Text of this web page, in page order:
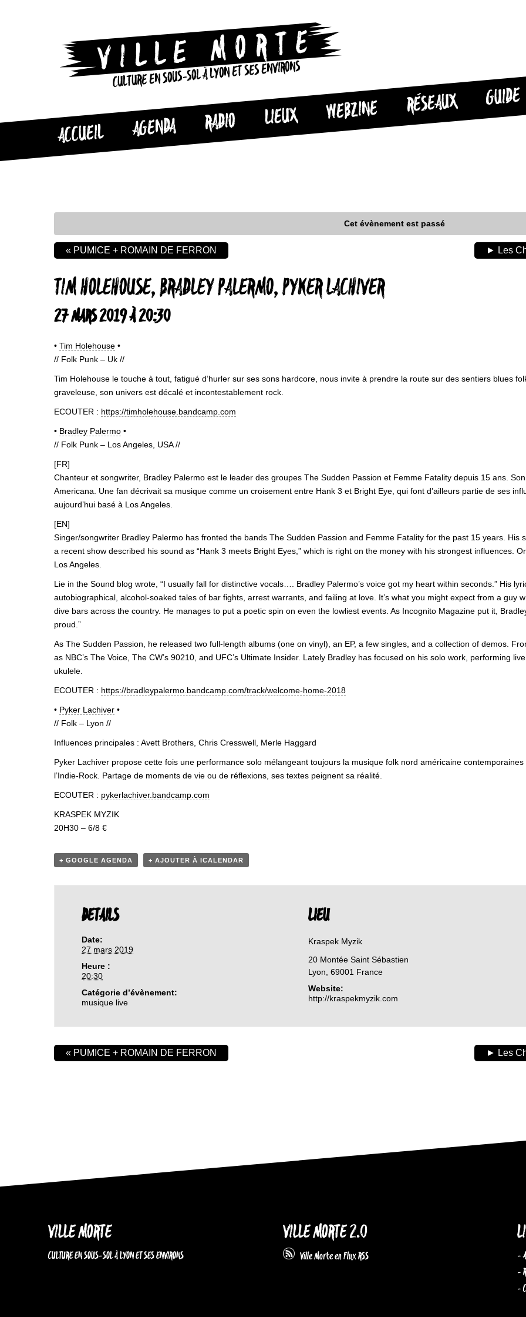
CULTURE EN SOUS-SOL À LYON ET SES ENVIRONS
ACCUEIL AGENDA RADIO LIEUX WEBZINE RÉSEAUX GUIDE
Cet évènement est passé
TIM HOLEHOUSE, BRADLEY PALERMO, PYKER LACHIVER
27 MARS 2019 À 20:30
« PUMICE + ROMAIN DE FERRON ► Les
• Tim Holehouse •
// Folk Punk – Uk //
Tim Holehouse le touche à tout, fatigué d’hurler sur ses sons hardcore, nous invite à prendre la route sur des sentiers blues
graveleuse, son univers est décalé et incontestablement rock.
ECOUTER : https://timholehouse.bandcamp.com
• Bradley Palermo •
// Folk Punk – Los Angeles, USA //
[FR]
Chanteur et songwriter, Bradley Palermo est le leader des groupes The Sudden Passion et Femme Fatality depuis 15 ans.
Americana. Une fan décrivait sa musique comme un croisement entre Hank 3 et Bright Eye, qui font d’ailleurs partie de ses
aujourd’hui basé à Los Angeles.
[EN]
Singer/songwriter Bradley Palermo has fronted the bands The Sudden Passion and Femme Fatality for the past 15 years. His
a recent show described his sound as “Hank 3 meets Bright Eyes,” which is right on the money with his strongest influences.
Los Angeles.
Lie in the Sound blog wrote, “I usually fall for distinctive vocals…. Bradley Palermo’s voice got my heart within seconds.” His
autobiographical, alcohol-soaked tales of bar fights, arrest warrants, and failing at love. It’s what you might expect from a guy
dive bars across the country. He manages to put a poetic spin on even the lowliest events. As Incognito Magazine put it,
proud.”
As The Sudden Passion, he released two full-length albums (one on vinyl), an EP, a few singles, and a collection of demos.
as NBC’s The Voice, The CW’s 90210, and UFC’s Ultimate Insider. Lately Bradley has focused on his solo work, performing
ukulele.
ECOUTER : https://bradleypalermo.bandcamp.com/track/welcome-home-2018
• Pyker Lachiver •
// Folk – Lyon //
Influences principales : Avett Brothers, Chris Cresswell, Merle Haggard
Pyker Lachiver propose cette fois une performance solo mélangeant toujours la musique folk nord américaine
l’Indie-Rock. Partage de moments de vie ou de réflexions, ses textes peignent sa réalité.
ECOUTER : pykerlachiver.bandcamp.com
KRASPEK MYZIK
20H30 – 6/8 €
+ GOOGLE AGENDA + AJOUTER À ICALENDAR
DETAILS
Date:
27 mars 2019
Heure :
20:30
Catégorie d’évènement:
musique live
LIEU
Kraspek Myzik
20 Montée Saint Sébastien
Lyon 69001 France
Website:
http://kraspekmyzik.com
« PUMICE + ROMAIN DE FERRON ► Les
VILLE MORTE
CULTURE EN SOUS-SOL À LYON ET SES ENVIRONS
VILLE MORTE 2.0
Ville Morte en Flux RSS
-
-
-